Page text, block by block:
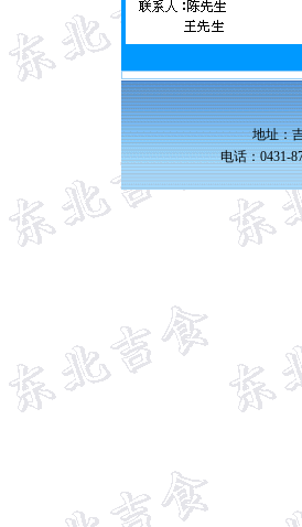
地址：
电话：0431-